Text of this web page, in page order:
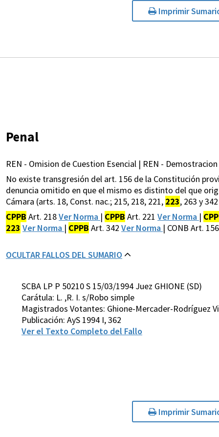
Imprimir
Penal
REN - Omision de Cuestion Esencial | REN -
No existe transgresión del art. 156 de la Constitución
denuncia omitido en que el mismo es distinto del que
Cámara (arts. 18, Const. nac.; 215, 218, 221, 223, 263 y
CPPB Art. 218Ver Norma | CPPB Art. 221 Ver Norma |
223 Ver Norma | CPPB Art. 342 Ver Norma | CONB Art.
OCULTAR FALLOS DEL SUMARIO
SCBA LP P 50210 S 15/03/1994 Juez GHIONE (SD)
Carátula: L. ,R. I. s/Robo simple
Magistrados Votantes: Ghione-Mercader-Rodríguez
Publicación: AyS 1994 I, 362
Ver el Texto Completo del Fallo
Imprimir